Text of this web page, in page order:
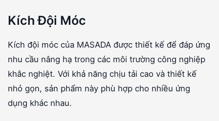
Kích Đội Móc
Kích đội móc của MASADA được thiết kế để đáp ứng
nhu cầu nâng hạ trong các môi trường công nghiệp
khắc nghiệt. Với khả năng chịu tải cao và thiết kế
nhỏ gọn, sản phẩm này phù hợp cho nhiều ứng
dụng khác nhau.